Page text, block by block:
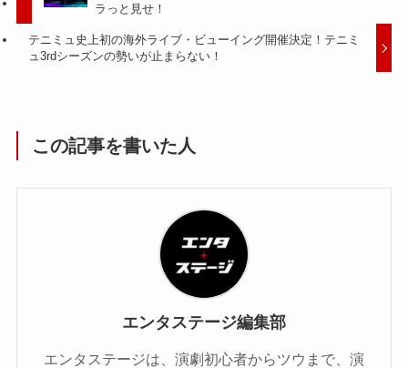
ラっと見せ！
テニミュ史上初の海外ライブ・ビューイング開催決定！テニミ
ュ3rdシーズンの勢いが止まらない！
この記事を書いた人
エンタステージ編集部
エンタステージは、演劇初心者からツウまで、演